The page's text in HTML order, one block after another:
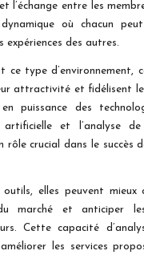
l’échange entre les
dynamique où chacun
expériences des autres.
ce type d’environnement,
attractivité et fidélisent
puissance des
artificielle et l’analyse
rôle crucial dans le succès
elles peuvent mieux
marché et anticiper
Cette capacité
les services